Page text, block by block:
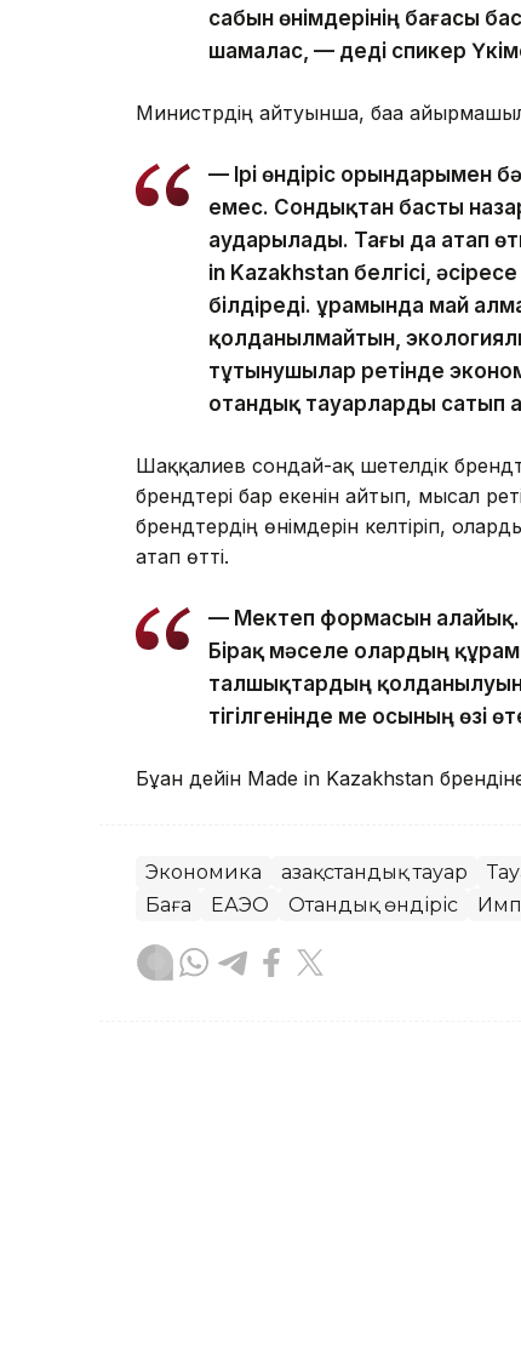
сабын өнімдерінің бағасы
шамалас, — деді спикер
Министрдің айтуынша, баға
— Ірі өндіріс орындарымен
емес. Сондықтан басты назар
аударылады. Тағы да атап
in Kazakhstan белгісі,
білдіреді. Құрамында май
қолданылмайтын,
тұтынушылар ретінде
отандық тауарларды сатып
Шаққалиев сондай-ақ шетелдік
брендтері бар екенін айтып, мысал
брендтердің өнімдерін келтіріп,
атап өтті.
— Мектеп формасын
Бірақ мәселе олардың
талшықтардың
тігілгенінде ме осының өзі
Бұған дейін Made in Kazakhstan
Экономика Қазақстандық тауар
Баға
ЕАЭО Отандық өндіріс